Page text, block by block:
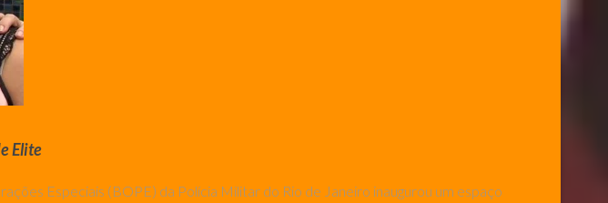
Elite
Especiais (BOPE) da Polícia Militar do Rio de Janeiro inaugurou um espaço